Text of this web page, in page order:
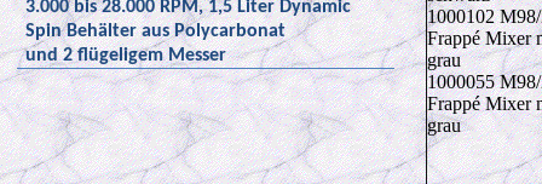
3.000 bis 28.000 RPM, 1,5 Liter Dynamic
Spin Behälter aus Polycarbonat
und 2 flügeligem Messer
1000102
Frappé Mixer
grau
1000055
Frappé Mixer
grau